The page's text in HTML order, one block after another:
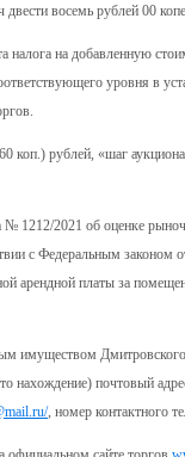
восемь рублей 00
налога на добавленную
уровня в
коп.) рублей, «шаг
№ 1212/2021 об оценке
с Федеральным
арендной платы за
имуществом
нахождение) почтовый
, номер контактного